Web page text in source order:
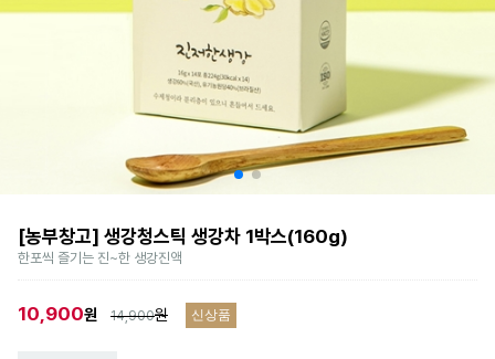
[농부창고] 생강청스틱 생강차 1박스(160g)
한포씩 즐기는 진~한 생강진액
10,900원 14,900원 신상품